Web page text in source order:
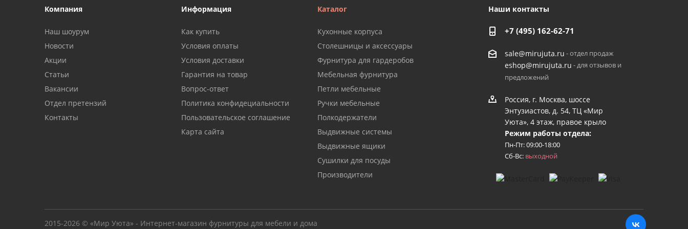
Компания
Наш шоурум
Новости
Акции
Статьи
Вакансии
Отдел претензий
Контакты
Информация
Как купить
Условия оплаты
Условия доставки
Гарантия на товар
Вопрос-ответ
Политика конфидециальности
Пользовательское соглашение
Карта сайта
Каталог
Кухонные корпуса
Столешницы и аксессуары
Фурнитура для гардеробов
Мебельная фурнитура
Петли мебельные
Ручки мебельные
Полкодержатели
Выдвижные системы
Выдвижные ящики
Сушилки для посуды
Производители
Наши контакты
+7 (495) 162-62-71
sale@mirujuta.ru - отдел продаж
eshop@mirujuta.ru - для отзывов и
предложений
Россия, г. Москва, шоссе
Энтузиастов, д. 54, ТЦ «Мир
Уюта», 4 этаж, правое крыло
Режим работы отдела:
Пн-Пт: 09:00-18:00
Сб-Вс: выходной
2015-2026 © «Мир Уюта» - Интернет-магазин фурнитуры для мебели и дома